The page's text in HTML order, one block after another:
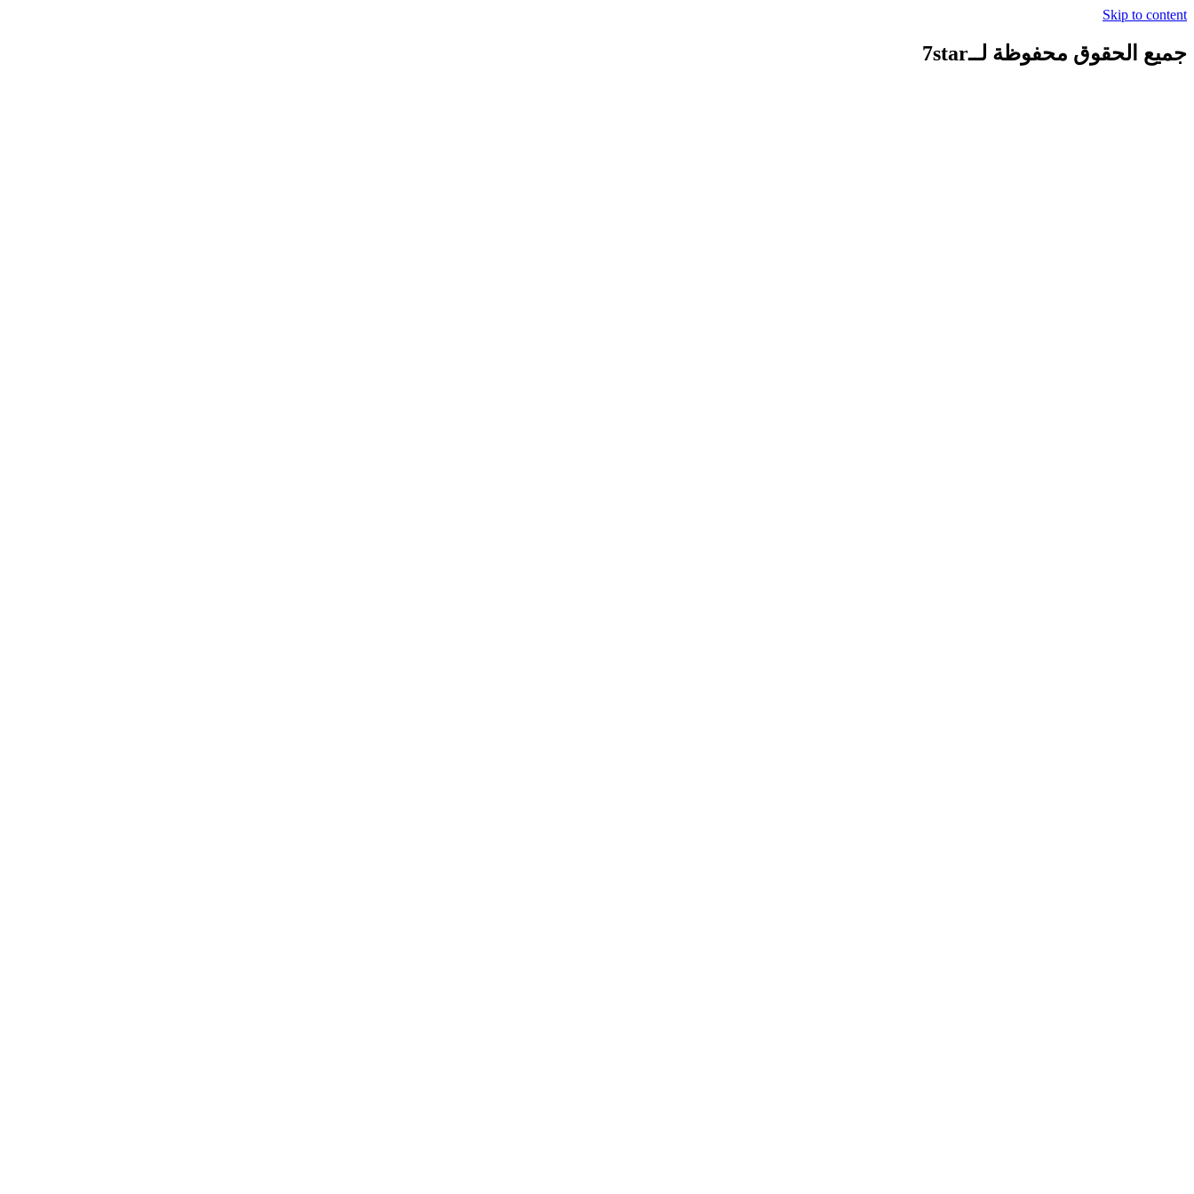
Skip to content
جميع الحقوق محفوظة لــ7star